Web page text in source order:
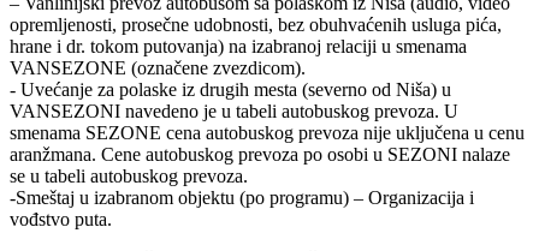
opremljenosti, prosečne udobnosti, bez obuhvaćenih usluga pića,
hrane i dr. tokom putovanja) na izabranoj relaciji u smenama
VANSEZONE (označene zvezdicom).
- Uvećanje za polaske iz drugih mesta (severno od Niša) u
VANSEZONI navedeno je u tabeli autobuskog prevoza. U
smenama SEZONE cena autobuskog prevoza nije uključena u cenu
aranžmana. Cene autobuskog prevoza po osobi u SEZONI nalaze
se u tabeli autobuskog prevoza.
-Smeštaj u izabranom objektu (po programu) – Organizacija i
vođstvo puta.